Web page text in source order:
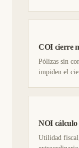
COI cierre
Pólizas sin
impiden el
NOI
Utilidad